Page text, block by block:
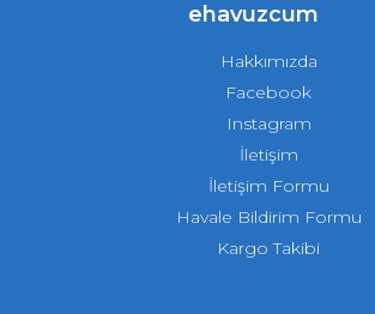
ehavuzcum
Hakkımızda
Facebook
Instagram
İletişim
İletişim Formu
Havale Bildirim Formu
Kargo Takibi